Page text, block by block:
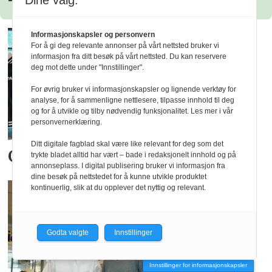
Gant tar inn skoene, også
Innstillinger for informasjonskapsler
Informasjonskapsler og personvern
For å gi deg relevante annonser på vårt nettsted bruker vi
informasjon fra ditt besøk på vårt nettsted. Du kan reservere
deg mot dette under "Innstillinger".
For øvrig bruker vi informasjonskapsler og lignende verktøy for
analyse, for å sammenligne nettlesere, tilpasse innhold til deg
og for å utvikle og tilby nødvendig funksjonalitet. Les mer i vår
personvernerklæring.
Ditt digitale fagblad skal være like relevant for deg som det
trykte bladet alltid har vært – bade i redaksjonelt innhold og på
annonseplass. I digital publisering bruker vi informasjon fra
dine besøk på nettstedet for å kunne utvikle produktet
kontinuerlig, slik at du opplever det nyttig og relevant.
Godta valgte Innstillinger